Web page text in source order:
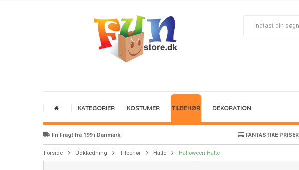
KATEGORIER KOSTUMER TILBEHØR DEKORATION
Fri Fragt fra 199 i Danmark FANTASTIKE PRISER
Forside Udklædning Tilbehør Hatte Halloween Hatte